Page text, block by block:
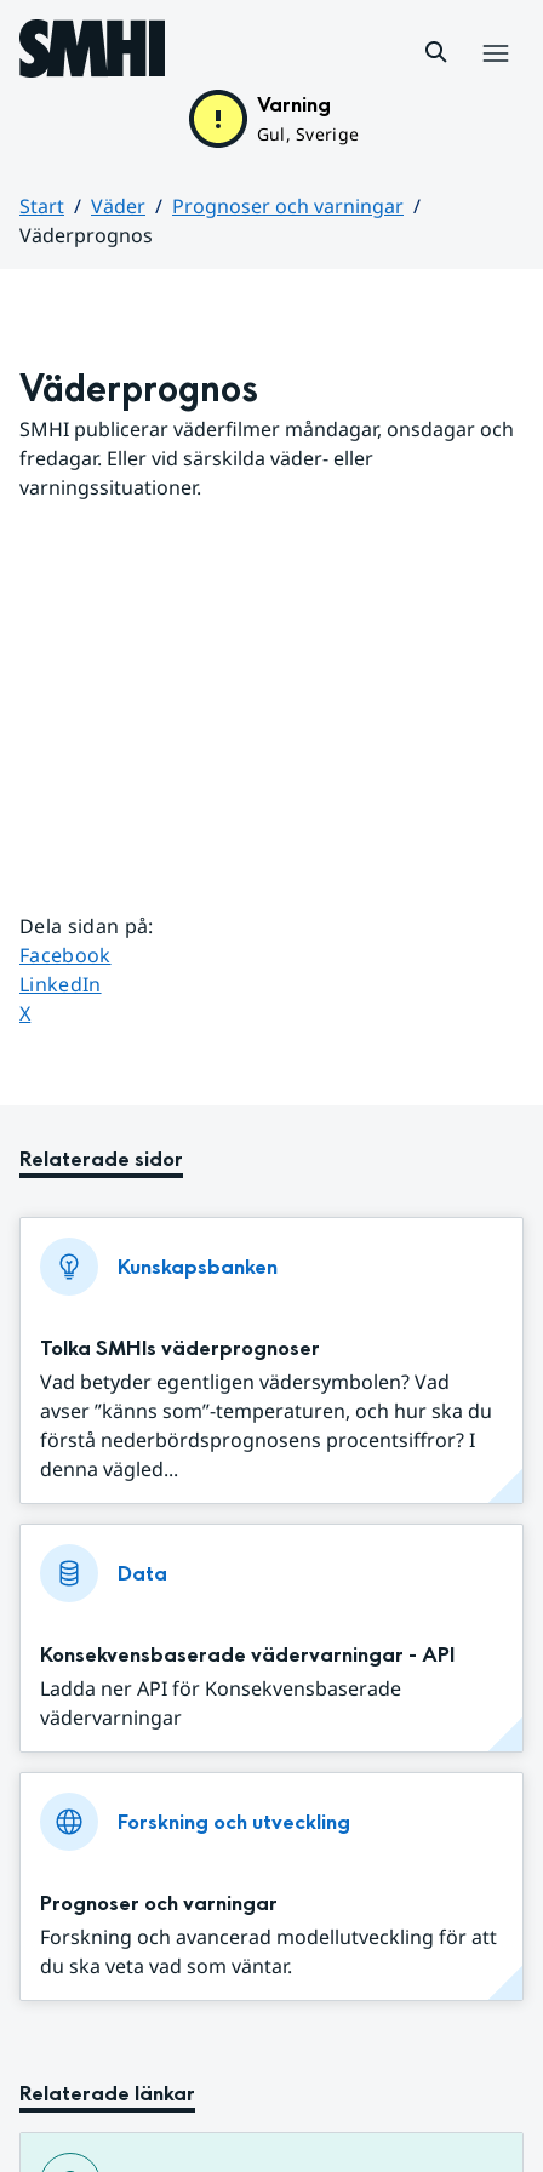
Hoppa till sidans innehåll
Varning
Gul, Sverige
Start Väder
Prognoser och varningar
Väderprognos
Väderprognos
SMHI publicerar väderfilmer måndagar, onsdagar och
fredagar. Eller vid särskilda väder- eller
varningssituationer.
Dela sidan på:
Dela sidan på
Facebook
Dela sidan på
LinkedIn
Dela sidan på
X
Relaterade sidor
Kunskapsbanken
Tolka SMHIs väderprognoser
Vad betyder egentligen vädersymbolen? Vad
avser ”känns som”-temperaturen, och hur ska du
förstå nederbördsprognosens procentsiffror? I
denna vägled...
Data
Konsekvensbaserade vädervarningar - API
Ladda ner API för Konsekvensbaserade
vädervarningar
Forskning och utveckling
Prognoser och varningar
Forskning och avancerad modellutveckling för att
du ska veta vad som väntar.
Relaterade länkar